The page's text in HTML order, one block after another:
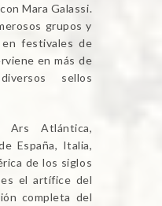
Mara Galassi.
grupos y
festivales de
en más de
sellos
Ars Atlántica,
España, Italia,
de los siglos
el artífice del
completa del